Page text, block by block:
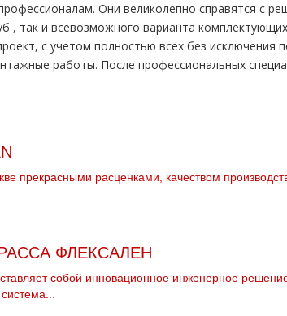
Они великолепно справятся с
, так и всевозможного варианта
с учетом полностью всех без исключения
работы. После профессиональных
прекрасными расценками, качеством
ФЛЕКСАЛЕН
собой инновационное инженерное